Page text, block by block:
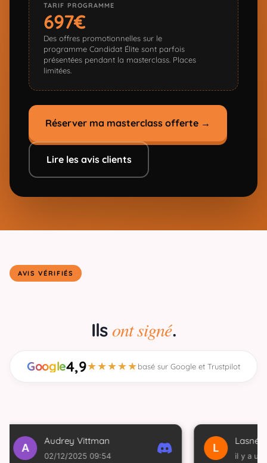
TARIF PROGRAMME
697€
Des offres promotionnelles sur le
programme Candidat Élite sont parfois
présentées pendant la masterclass. Places
limitées.
Réserver ma masterclass offerte →
Lire les avis clients
AVIS VÉRIFIÉS
Ilsont signé.
Google4,9★★★★★basé sur Google et Trustpilot
Audrey Vittman
02/12/2025 09:54
Lasné Ngonga
il y a un an